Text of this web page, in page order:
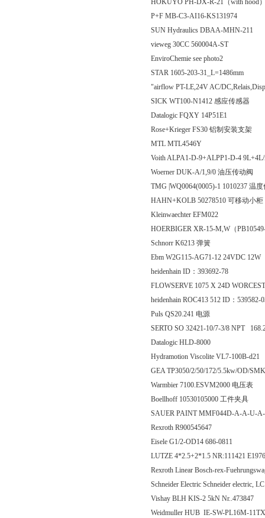
HOKUYO PH-DX-R-21（with hood
P+F MB-C3-AI16-KS131974
SUN Hydraulics DBAA-MHN-211
vieweg 30CC 560004A-ST
EnviroChemie see photo2
STAR 1605-203-31_L=1486mm
"airflow PT-LE,24V AC/
SICK WT100-N1412 感应传感器
Datalogic FQXY 14P51E1
Rose+Krieger FS30 铝制安装支架
MTL MTL4546Y
Voith ALPA1-D-9+ALPP1-D-4
Woerner DUK-A/1,9/0 油压传动阀
TMG |WQ0064(0005)-1 1010237 温
HAHN+KOLB 50278510 可移动小柜
Kleinwaechter EFM022
HOERBIGER XR-15-M,W（
Schnorr K6213 弹簧
Ebm W2G115-AG71-12 24VDC 12W
heidenhain ID：393692-78
FLOWSERVE 1075 X 24D
heidenhain ROC413 512 ID：539582-
Puls QS20.241 电源
SERTO SO 32421-10/7-3/8 NPT
Datalogic HLD-8000
Hydramotion Viscolite VL7-100B-d21
GEA TP3050/2/50/172/5.5kw/OD/
Warmbier 7100.ESVM2000 电压表
Boellhoff 10530105000 工件夹具
SAUER PAINT MMF044D-A-A-U-
Rexroth R900545647
Eisele G1/2-OD14 686-0811
LUTZE 4*2.5+2*1.5 NR:111421
Rexroth Linear Bosch-rex-
Schneider Electric Schneider electric,
Vishay BLH KIS-2 5kN Nr..473847
Weidmuller HUB IE-SW-PL16M-